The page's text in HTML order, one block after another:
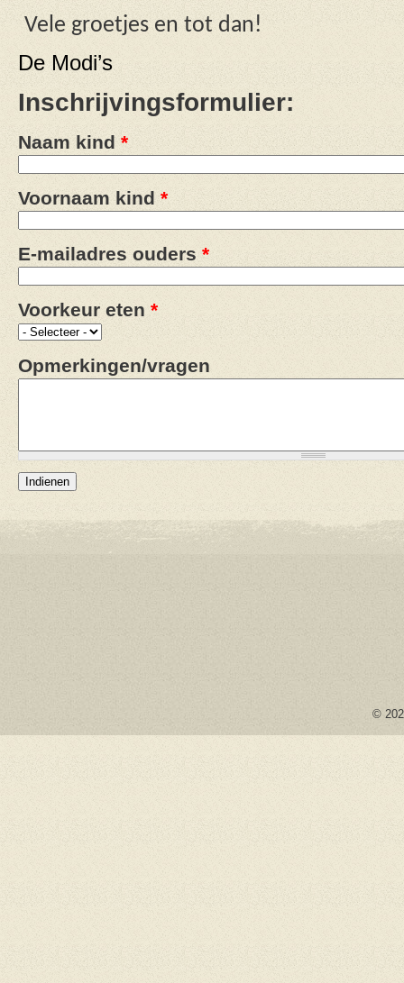
Vele groetjes en tot dan!
De Modi’s
Inschrijvingsformulier:
Naam kind *
Voornaam kind *
E-mailadres ouders *
Voorkeur eten *
Opmerkingen/vragen
©